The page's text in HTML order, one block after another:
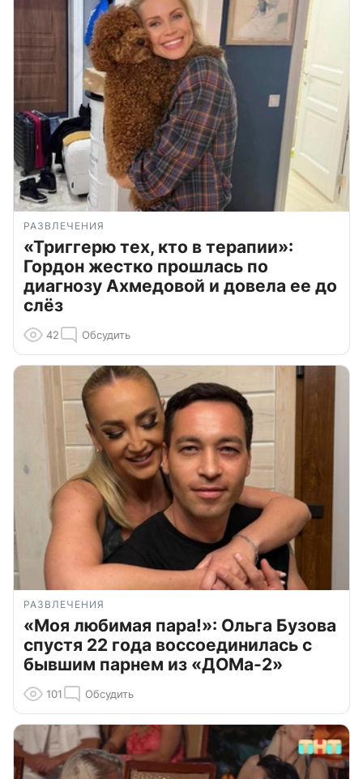
РАЗВЛЕЧЕНИЯ
«Триггерю тех, кто в терапии»:
Гордон жестко прошлась по
диагнозу Ахмедовой и довела ее до
слёз
42 Обсудить
РАЗВЛЕЧЕНИЯ
«Моя любимая пара!»: Ольга Бузова
спустя 22 года воссоединилась с
бывшим парнем из «ДОМа-2»
101 Обсудить